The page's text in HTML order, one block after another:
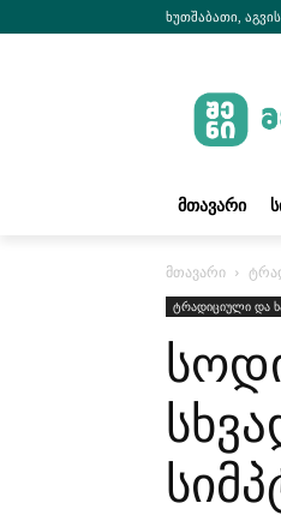
ხუთშაბათი,
ᲛᲗᲐᲕᲐᲠᲘ
მთავარი
ტრადიციული და